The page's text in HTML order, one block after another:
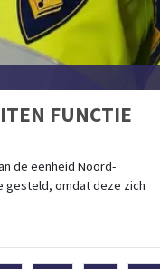
FUNCTIE
de eenheid Noord-
gesteld, omdat deze zich